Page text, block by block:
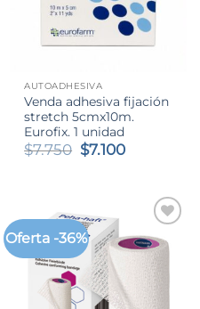
AUTOADHESIVA
Venda adhesiva fijación
stretch 5cmx10m.
Eurofix. 1 unidad
$7.750 El
$7.100El
$7.100.
Oferta -36%